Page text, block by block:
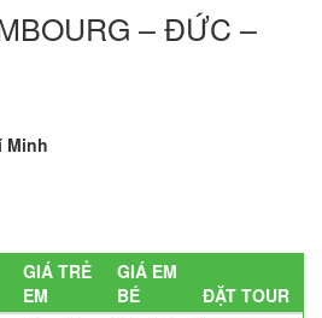
– ĐỨC –
Minh
GIÁ TRẺ
EM
GIÁ EM
BÉ
ĐẶT TOUR